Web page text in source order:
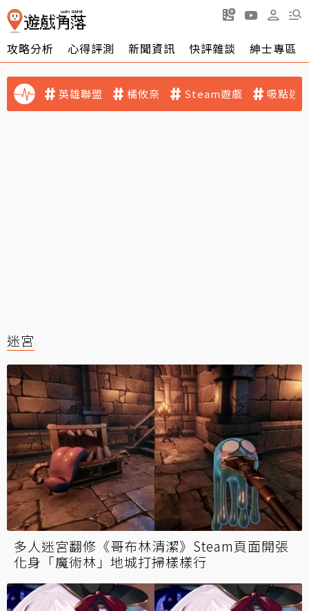
攻略分析 心得評測 新聞資訊 快評雜談 紳士專區
英雄聯盟 橘攸奈 Steam遊戲 吸點迷
迷宮
多人迷宮翻修《哥布林清潔》Steam頁面開張
化身「魔術林」地城打掃樣樣行